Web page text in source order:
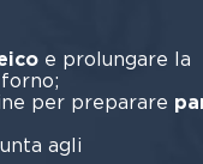
e prolungare la
per preparare
agli